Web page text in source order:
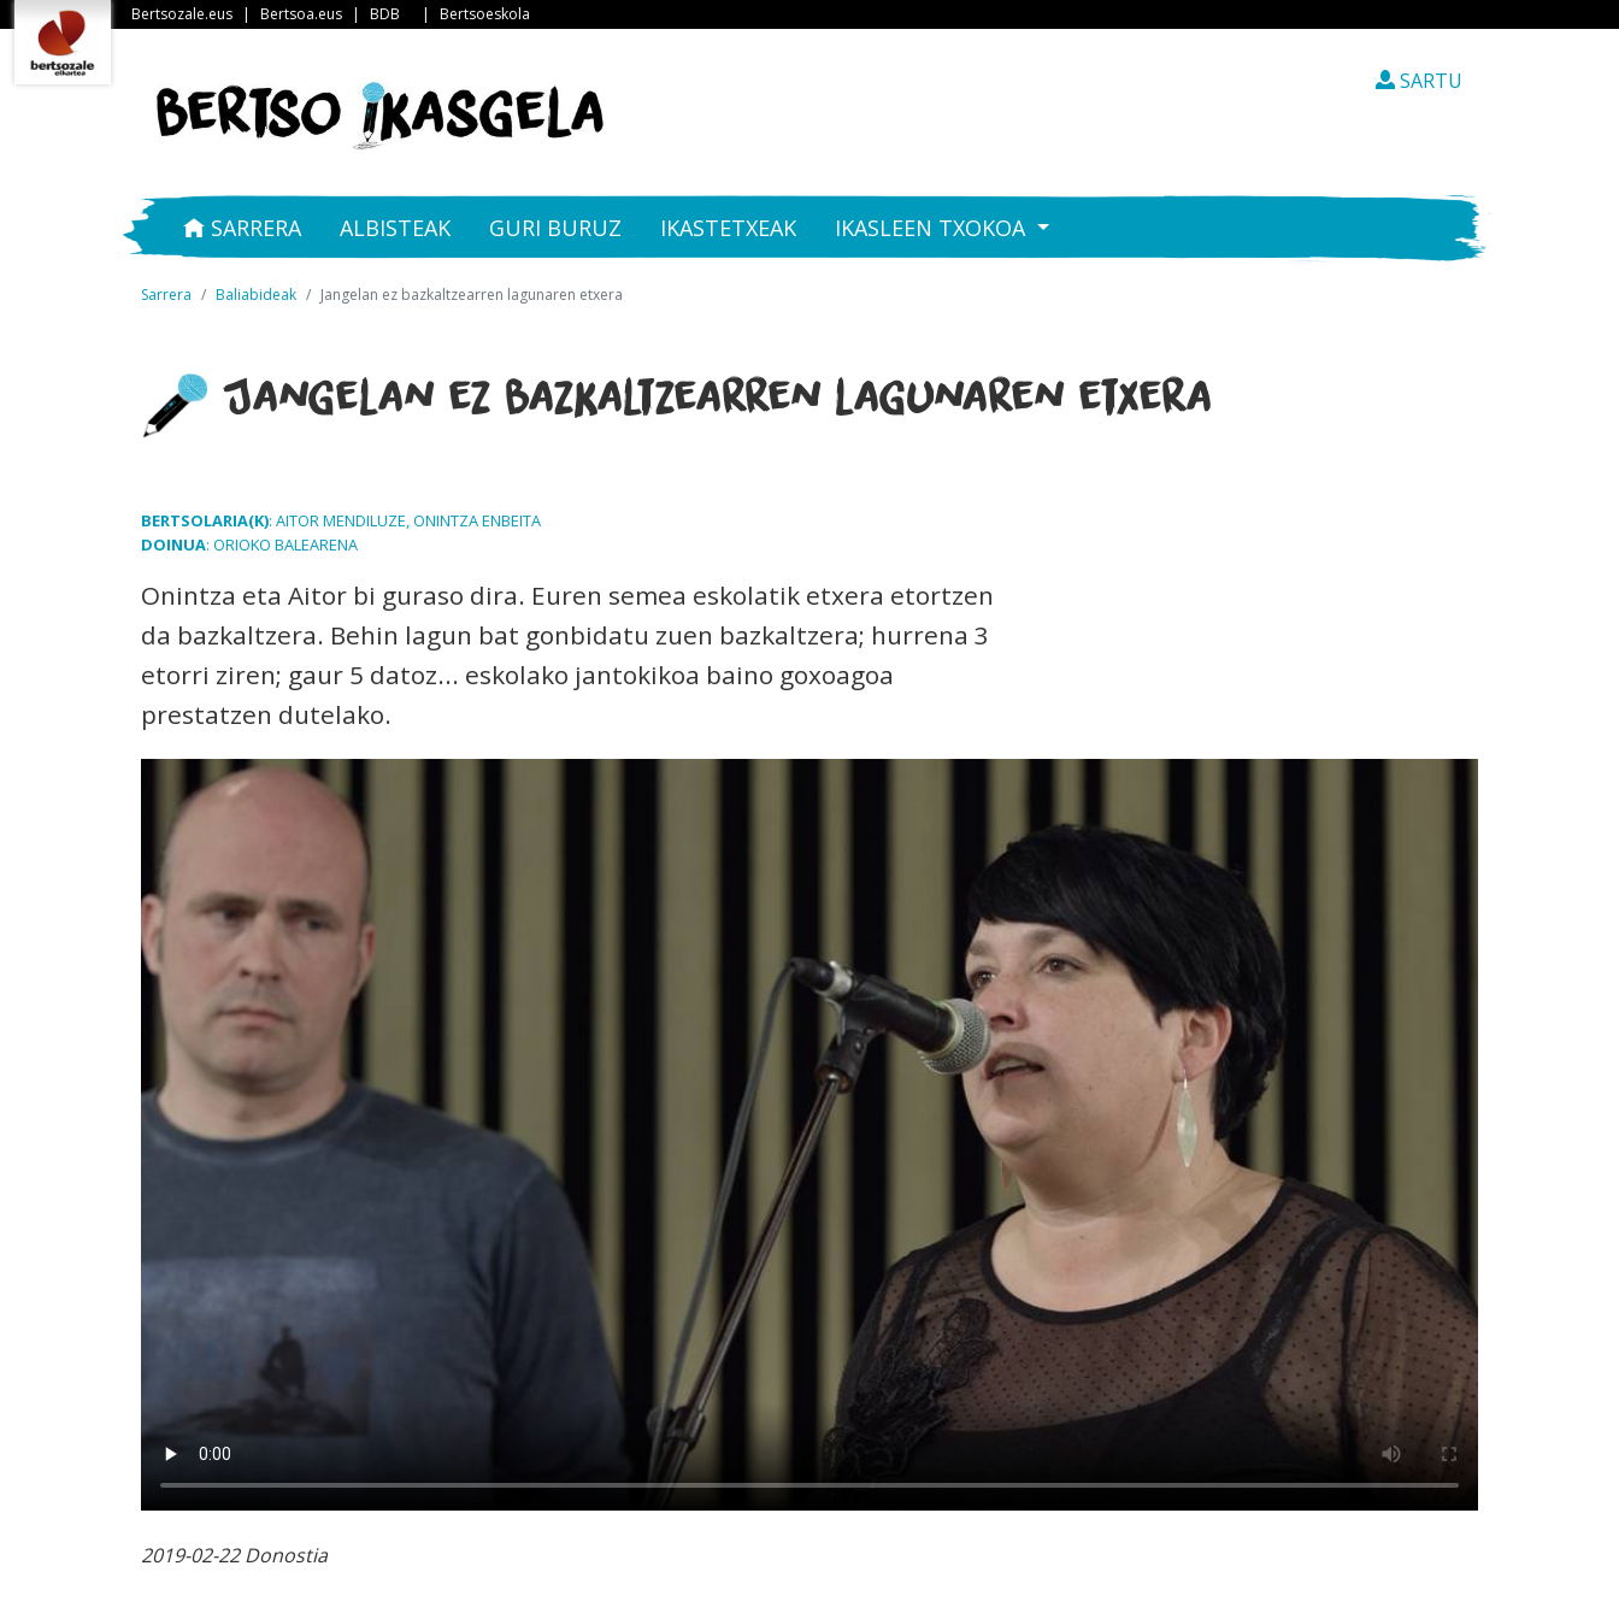
Bertsozale.eus | Bertsoa.eus | BDB | Bertsoeskola
SARTU
SARRERA ALBISTEAK GURI BURUZ IKASTETXEAK IKASLEEN TXOKOA
Sarrera Baliabideak Jangelan ez bazkaltzearren lagunaren etxera
Jangelan ez bazkaltzearren lagunaren etxera
BERTSOLARIA(K): AITOR MENDILUZE, ONINTZA ENBEITA
DOINUA: ORIOKO BALEARENA
Onintza eta Aitor bi guraso dira. Euren semea eskolatik etxera etortzen
da bazkaltzera. Behin lagun bat gonbidatu zuen bazkaltzera; hurrena 3
etorri ziren; gaur 5 datoz... eskolako jantokikoa baino goxoagoa
prestatzen dutelako.
2019-02-22 Donostia